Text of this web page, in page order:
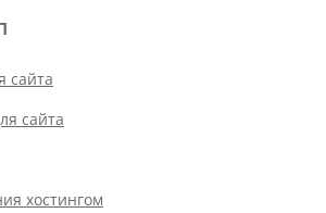
сайта
сайта
хостингом